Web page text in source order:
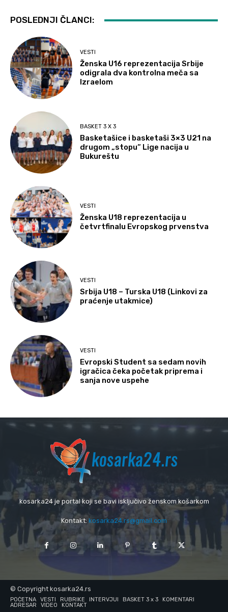
POSLEDNJI ČLANCI:
VESTI
Ženska U16 reprezentacija Srbije
odigrala dva kontrolna meča sa
Izraelom
BASKET 3 X 3
Basketašice i basketaši 3×3 U21 na
drugom „stopu“ Lige nacija u
Bukureštu
VESTI
Ženska U18 reprezentacija u
četvrtfinalu Evropskog prvenstva
VESTI
Srbija U18 – Turska U18 (Linkovi za
praćenje utakmice)
VESTI
Evropski Student sa sedam novih
igračica čeka početak priprema i
sanja nove uspehe
kosarka24 je portal koji se bavi isključivo ženskom košarkom
Kontakt: kosarka24.rs@gmail.com
© Copyright kosarka24.rs
POČETNA VESTI RUBRIKE INTERVJUI BASKET 3 x 3
KOMENTARI
ADRESAR
VIDEO KONTAKT